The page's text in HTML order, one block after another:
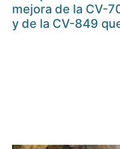
mejora de la CV-
y de la CV-849